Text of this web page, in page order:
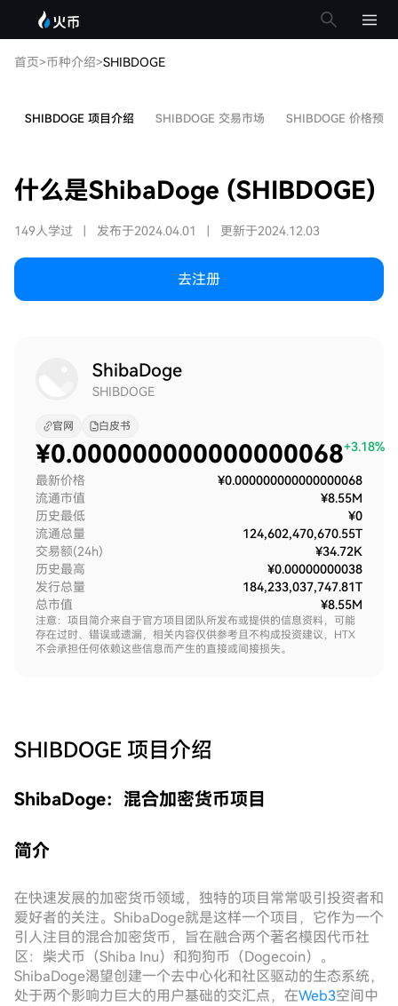
首页>币种介绍>SHIBDOGE
SHIBDOGE 项目介绍 SHIBDOGE 交易市场 SHIBDOGE 价格预测
什么是ShibaDoge (SHIBDOGE)
149人学过 发布于2024.04.01 更新于2024.12.03
去注册
ShibaDoge
SHIBDOGE
官网 白皮书
¥0.000000000000000068+3.18%
最新价格
¥0.000000000000000068
流通市值
¥8.55M
历史最低
¥0
流通总量
124,602,470,670.55T
交易额(24h)
¥34.72K
历史最高
¥0.00000000038
发行总量
184,233,037,747.81T
总市值
¥8.55M
注意：项目简介来自于官方项目团队所发布或提供的信息资料，可能
存在过时、错误或遗漏，相关内容仅供参考且不构成投资建议，HTX
不会承担任何依赖这些信息而产生的直接或间接损失。
SHIBDOGE 项目介绍
ShibaDoge：混合加密货币项目
简介
在快速发展的加密货币领域，独特的项目常常吸引投资者和
爱好者的关注。ShibaDoge就是这样一个项目，它作为一个
引人注目的混合加密货币，旨在融合两个著名模因代币社
区：柴犬币（Shiba Inu）和狗狗币（Dogecoin）。
ShibaDoge渴望创建一个去中心化和社区驱动的生态系统，
处于两个影响力巨大的用户基础的交汇点，在Web3空间中